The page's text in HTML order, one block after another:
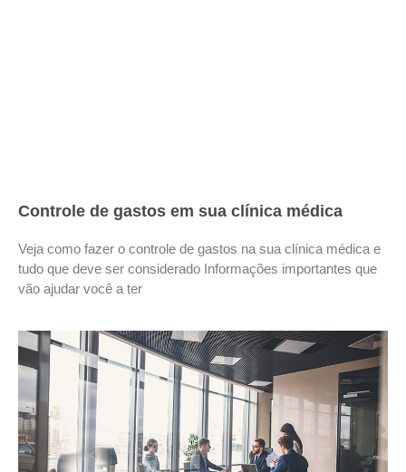
Controle de gastos em sua clínica médica
Veja como fazer o controle de gastos na sua clínica médica e
tudo que deve ser considerado Informações importantes que
vão ajudar você a ter